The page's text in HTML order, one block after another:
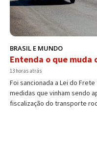
BRASIL E MUNDO
Entenda o que muda
13 horas atrás
Foi sancionada a Lei do
medidas que vinham sendo
fiscalização do transporte